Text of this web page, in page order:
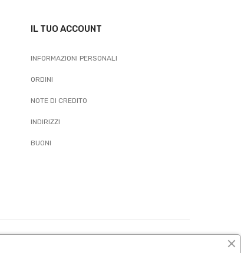
IL TUO ACCOUNT
INFORMAZIONI PERSONALI
ORDINI
NOTE DI CREDITO
INDIRIZZI
BUONI